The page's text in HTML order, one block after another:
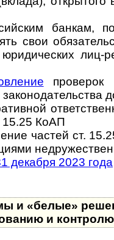
банкам,
свои
лиц-­
проверок
15.25 КоАП
частей ст.
дека­бря 2023 года
и «белые»
и